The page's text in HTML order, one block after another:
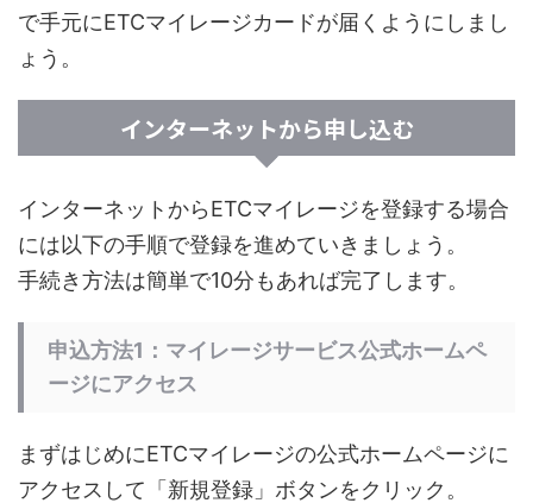
で手元にETCマイレージカードが届くようにしまし
ょう。
インターネットから申し込む
インターネットからETCマイレージを登録する場合
には以下の手順で登録を進めていきましょう。
手続き方法は簡単で10分もあれば完了します。
申込方法1：マイレージサービス公式ホームペ
ージにアクセス
まずはじめにETCマイレージの公式ホームページに
アクセスして「新規登録」ボタンをクリック。